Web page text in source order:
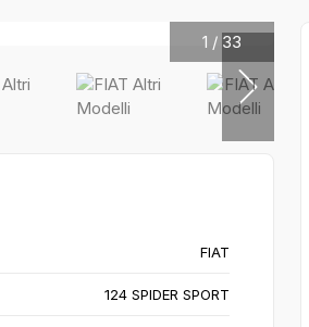
1 / 33
FIAT
124 SPIDER SPORT